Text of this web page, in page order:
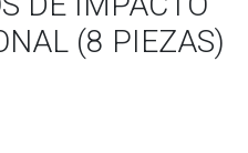
(8 PIEZAS)